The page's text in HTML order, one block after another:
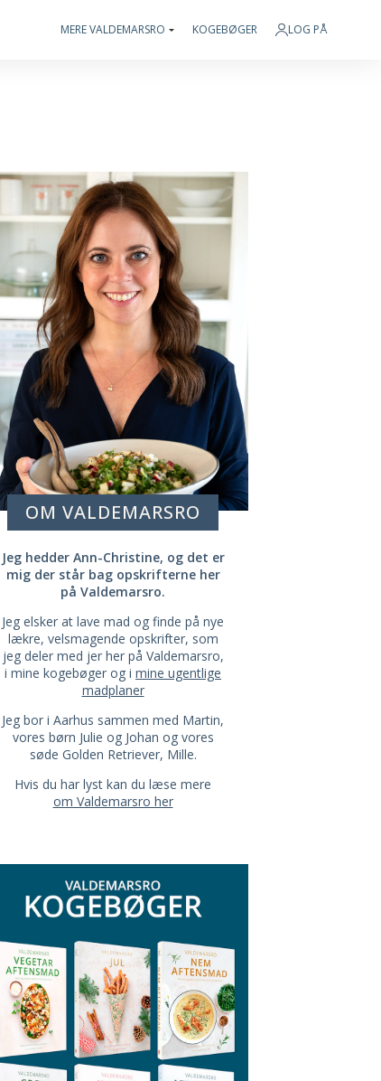
MERE VALDEMARSRO KOGEBØGER LOG PÅ
OM VALDEMARSRO
Jeg hedder Ann-Christine, og det er
mig der står bag opskrifterne her
på Valdemarsro.
Jeg elsker at lave mad og finde på nye
lækre, velsmagende opskrifter, som
jeg deler med jer her på Valdemarsro,
i mine kogebøger og i mine ugentlige
madplaner
Jeg bor i Aarhus sammen med Martin,
vores børn Julie og Johan og vores
søde Golden Retriever, Mille.
Hvis du har lyst kan du læse mere
om Valdemarsro her